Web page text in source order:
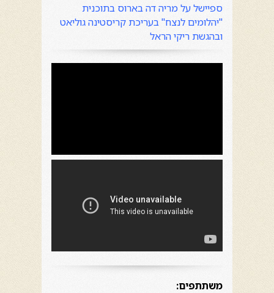
ספיישל על מריה דה בארוס בתוכנית
"יהלומים לנצח" בעריכת קריסטינה גוליאט
ובהגשת ריקי הראל
משתתפים: